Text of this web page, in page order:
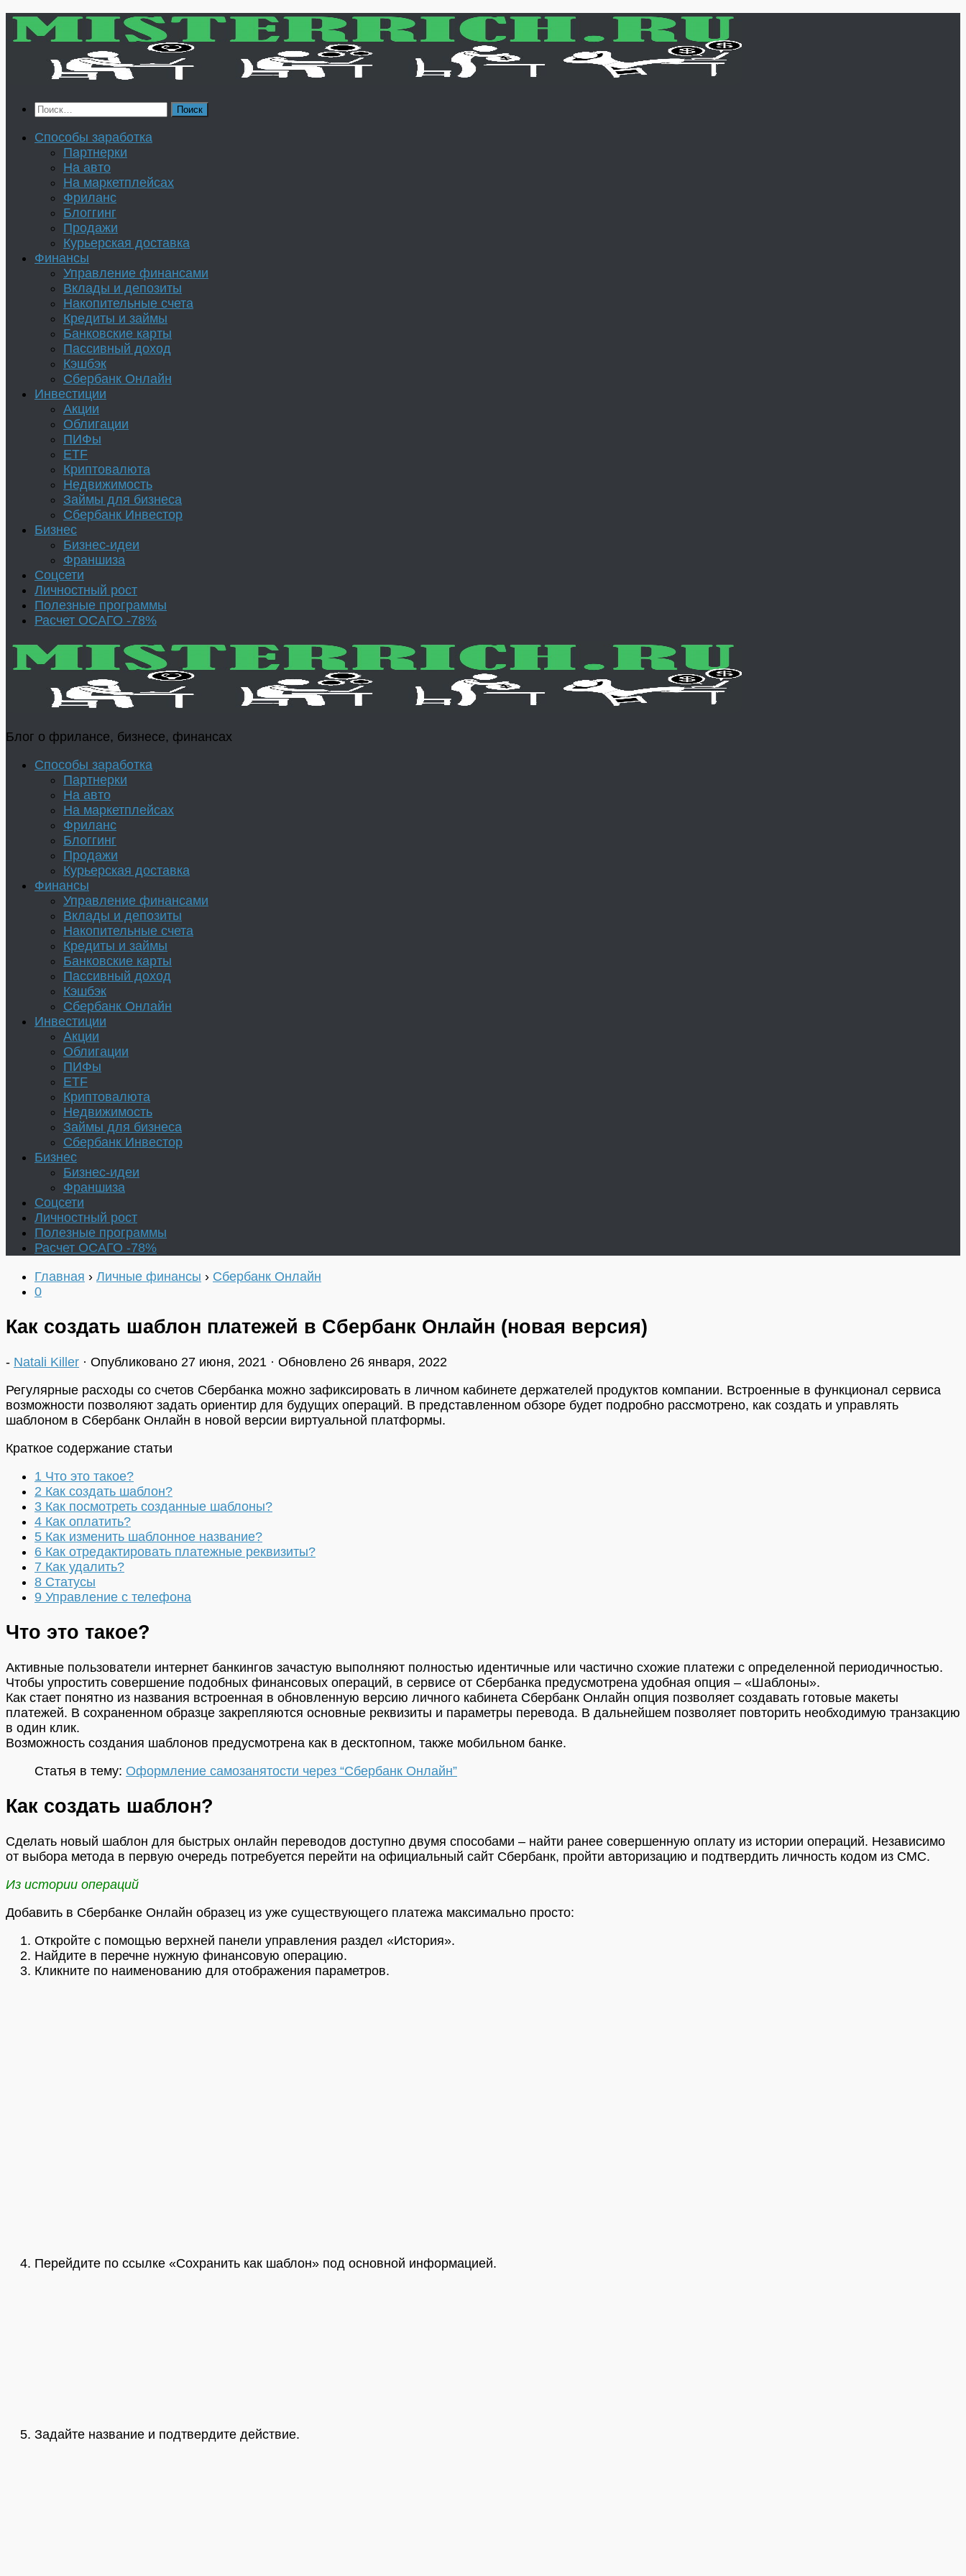
Перейти
Найти:
Способы заработка
Партнерки
На авто
На маркетплейсах
Фриланс
Блоггинг
Продажи
Курьерская доставка
Финансы
Управление финансами
Вклады и депозиты
Накопительные счета
Кредиты и займы
Банковские карты
Пассивный доход
Кэшбэк
Сбербанк Онлайн
Инвестиции
Акции
Облигации
ПИФы
ETF
Криптовалюта
Недвижимость
Займы для бизнеса
Сбербанк Инвестор
Бизнес
Бизнес-идеи
Франшиза
Соцсети
Личностный рост
Полезные программы
Расчет ОСАГО -78%
Блог о фрилансе, бизнесе, финансах
Способы заработка
Партнерки
На авто
На маркетплейсах
Фриланс
Блоггинг
Продажи
Курьерская доставка
Финансы
Управление финансами
Вклады и депозиты
Накопительные счета
Кредиты и займы
Банковские карты
Пассивный доход
Кэшбэк
Сбербанк Онлайн
Инвестиции
Акции
Облигации
ПИФы
ETF
Криптовалюта
Недвижимость
Займы для бизнеса
Сбербанк Инвестор
Бизнес
Бизнес-идеи
Франшиза
Соцсети
Личностный рост
Полезные программы
Расчет ОСАГО -78%
Главная › Личные финансы › Сбербанк Онлайн
0
Как создать шаблон платежей в Сбербанк Онлайн (новая версия)
- Natali Killer · Опубликовано 27 июня, 2021 · Обновлено 26 января, 2022
Регулярные расходы со счетов Сбербанка можно зафиксировать в личном кабинете держателей продуктов компании. Встроенные в функционал сервиса
возможности позволяют задать ориентир для будущих операций. В представленном обзоре будет подробно рассмотрено, как создать и управлять
шаблоном в Сбербанк Онлайн в новой версии виртуальной платформы.
Краткое содержание статьи
1 Что это такое?
2 Как создать шаблон?
3 Как посмотреть созданные шаблоны?
4 Как оплатить?
5 Как изменить шаблонное название?
6 Как отредактировать платежные реквизиты?
7 Как удалить?
8 Статусы
9 Управление с телефона
Что это такое?
Активные пользователи интернет банкингов зачастую выполняют полностью идентичные или частично схожие платежи с определенной периодичностью.
Чтобы упростить совершение подобных финансовых операций, в сервисе от Сбербанка предусмотрена удобная опция – «Шаблоны».
Как стает понятно из названия встроенная в обновленную версию личного кабинета Сбербанк Онлайн опция позволяет создавать готовые макеты
платежей. В сохраненном образце закрепляются основные реквизиты и параметры перевода. В дальнейшем позволяет повторить необходимую транзакцию
в один клик.
Возможность создания шаблонов предусмотрена как в десктопном, также мобильном банке.
Статья в тему: Оформление самозанятости через “Сбербанк Онлайн”
Как создать шаблон?
Сделать новый шаблон для быстрых онлайн переводов доступно двумя способами – найти ранее совершенную оплату из истории операций. Независимо
от выбора метода в первую очередь потребуется перейти на официальный сайт Сбербанк, пройти авторизацию и подтвердить личность кодом из СМС.
Из истории операций
Добавить в Сбербанке Онлайн образец из уже существующего платежа максимально просто:
Откройте с помощью верхней панели управления раздел «История».
Найдите в перечне нужную финансовую операцию.
Кликните по наименованию для отображения параметров.
Перейдите по ссылке «Сохранить как шаблон» под основной информацией.
Задайте название и подтвердите действие.